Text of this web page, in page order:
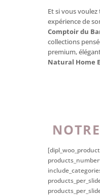
Et si vous
expérience de
Comptoir du
collections
premium,
Natural Home